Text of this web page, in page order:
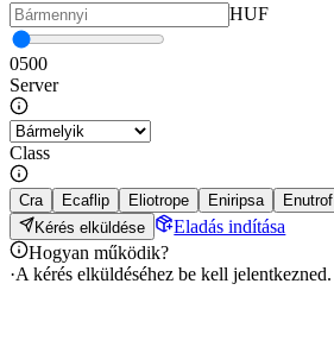
HUF
0500
Server
Class
Cra Ecaflip Eliotrope Eniripsa Enutrof
Kérés elküldése
Eladás indítása
Hogyan működik?
·A kérés elküldéséhez be kell jelentkezned.